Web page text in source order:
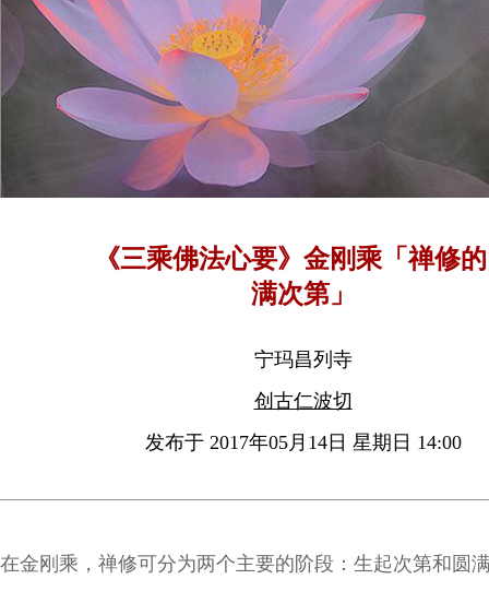
《三乘佛法心要》金刚乘「禅修
满次第」
宁玛昌列寺
创古仁波切
发布于 2017年05月14日 星期日 14:00
在金刚乘，禅修可分为两个主要的阶段：生起次第和圆